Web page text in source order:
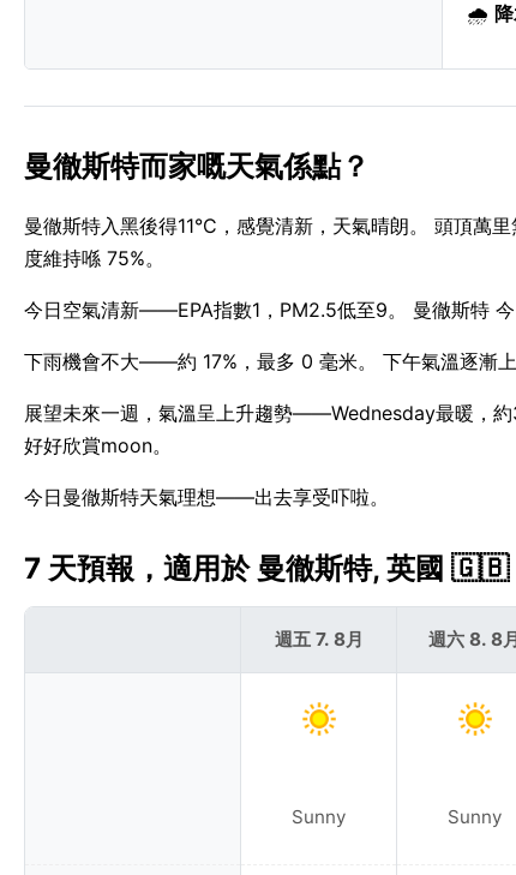
🌧️
曼徹斯特而家嘅天氣係點？
曼徹斯特入黑後得11°C，感覺清新，天氣晴朗。 頭頂
度維持喺 75%。
今日空氣清新——EPA指數1，PM2.5低至9。 曼徹斯特
下雨機會不大——約 17%，最多 0 毫米。 下午氣溫逐漸
展望未來一週，氣溫呈上升趨勢——Wednesday最暖，
好好欣賞moon。
今日曼徹斯特天氣理想——出去享受吓啦。
7 天預報，適用於 曼徹斯特, 英國 🇬🇧
週五 7. 8月
Sunny
週六 8. 8
Sunny